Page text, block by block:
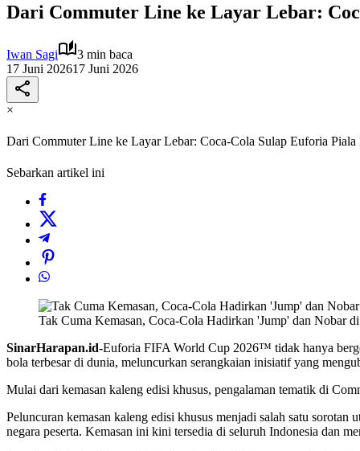
Dari Commuter Line ke Layar Lebar:
Iwan Sagi
3 min baca
17 Juni 202617 Juni 2026
×
Dari Commuter Line ke Layar Lebar: Coca-Cola Sulap Euforia
Sebarkan artikel ini
Tak Cuma Kemasan, Coca-Cola Hadirkan 'Jump' dan Nobar
SinarHarapan.id-Euforia FIFA World Cup 2026™ tidak hanya
bola terbesar di dunia, meluncurkan serangkaian inisiatif yang
Mulai dari kemasan kaleng edisi khusus, pengalaman tematik di
Peluncuran kemasan kaleng edisi khusus menjadi salah satu
negara peserta. Kemasan ini kini tersedia di seluruh Indonesia dan